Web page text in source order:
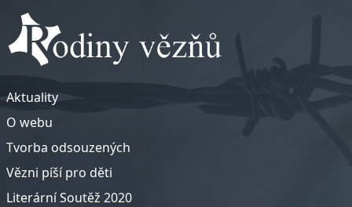
Aktuality
O webu
Tvorba odsouzených
Vězni píší pro děti
Literární Soutěž 2020